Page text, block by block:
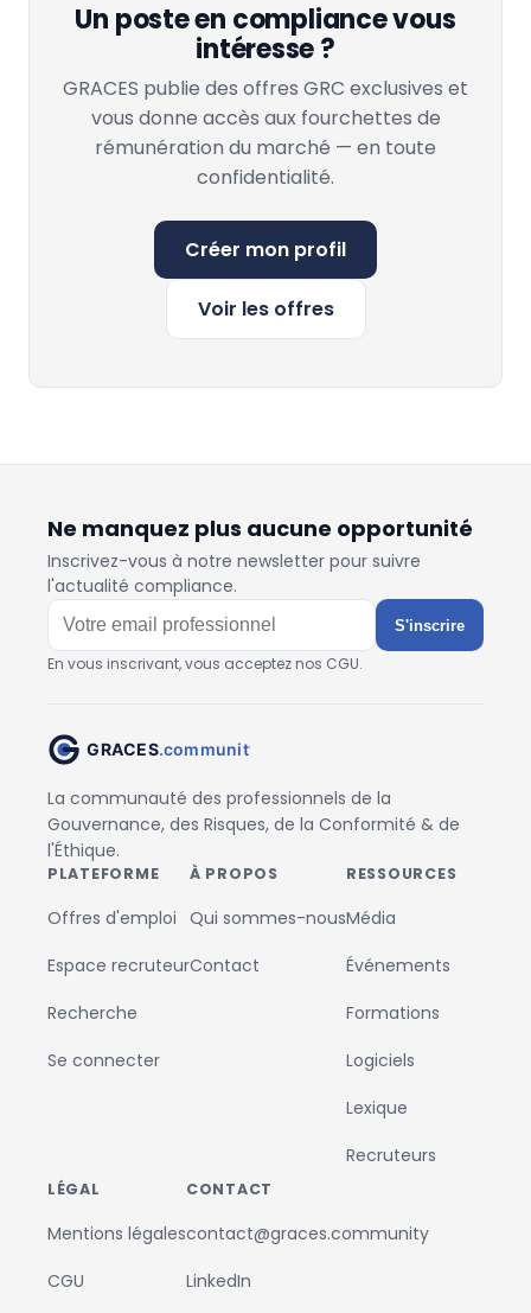
Un poste en compliance vous
intéresse ?
GRACES publie des offres GRC exclusives et
vous donne accès aux fourchettes de
rémunération du marché — en toute
confidentialité.
Créer mon profil
Voir les offres
Ne manquez plus aucune opportunité
Inscrivez-vous à notre newsletter pour suivre
l'actualité compliance.
S'inscrire
En vous inscrivant, vous acceptez nos CGU.
La communauté des professionnels de la
Gouvernance, des Risques, de la Conformité & de
l'Éthique.
PLATEFORME
Offres d'emploi
Espace recruteur
Recherche
Se connecter
À PROPOS
Qui sommes-nous
Contact
RESSOURCES
Média
Événements
Formations
Logiciels
Lexique
Recruteurs
LÉGAL
Mentions légales
CGU
CONTACT
contact@graces.community
LinkedIn